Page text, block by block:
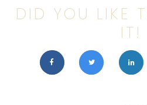
DID YOU LIKE
IT!